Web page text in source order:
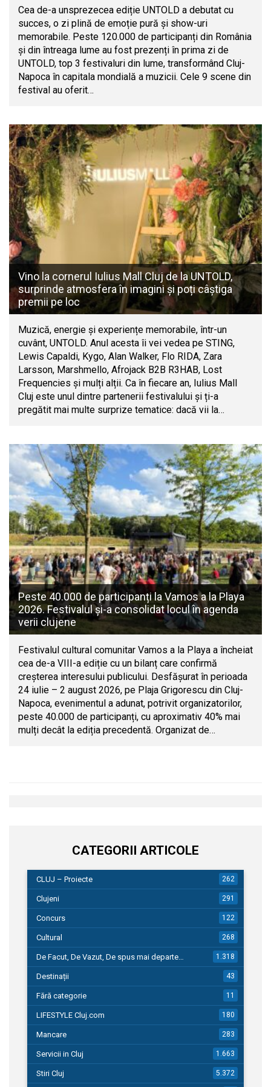
Cea de-a unsprezecea ediție UNTOLD a debutat cu
succes, o zi plină de emoție pură și show-uri
memorabile. Peste 120.000 de participanți din România
și din întreaga lume au fost prezenți în prima zi de
UNTOLD, top 3 festivaluri din lume, transformând Cluj-
Napoca în capitala mondială a muzicii. Cele 9 scene din
festival au oferit…
Vino la cornerul Iulius Mall Cluj de la UNTOLD,
surprinde atmosfera în imagini și poți câștiga
premii pe loc
Muzică, energie și experiențe memorabile, într-un
cuvânt, UNTOLD. Anul acesta îi vei vedea pe STING,
Lewis Capaldi, Kygo, Alan Walker, Flo RIDA, Zara
Larsson, Marshmello, Afrojack B2B R3HAB, Lost
Frequencies și mulți alții. Ca în fiecare an, Iulius Mall
Cluj este unul dintre partenerii festivalului și ți-a
pregătit mai multe surprize tematice: dacă vii la…
Peste 40.000 de participanți la Vamos a la Playa
2026. Festivalul și-a consolidat locul în agenda
verii clujene
Festivalul cultural comunitar Vamos a la Playa a încheiat
cea de-a VIII-a ediție cu un bilanț care confirmă
creșterea interesului publicului. Desfășurat în perioada
24 iulie – 2 august 2026, pe Plaja Grigorescu din Cluj-
Napoca, evenimentul a adunat, potrivit organizatorilor,
peste 40.000 de participanți, cu aproximativ 40% mai
mulți decât la ediția precedentă. Organizat de…
CATEGORII ARTICOLE
CLUJ – Proiecte 262
Clujeni 291
Concurs 122
Cultural 268
De Facut, De Vazut, De spus mai departe… 1.318
Destinații 43
Fără categorie 11
LIFESTYLE Cluj.com 180
Mancare 283
Servicii in Cluj 1.663
Stiri Cluj 5.372